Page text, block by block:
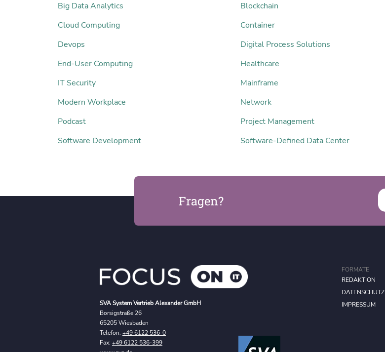
Big Data Analytics
Blockchain
Cloud Computing
Container
Devops
Digital Process Solutions
End-User Computing
Healthcare
IT Security
Mainframe
Modern Workplace
Network
Podcast
Project Management
Software Development
Software-Defined Data Center
Fragen?
SVA System Vertrieb Alexander GmbH
Borsigstraße 26
65205 Wiesbaden
Telefon: +49 6122 536-0
Fax: +49 6122 536-399
FORMATE
REDAKTION
DATENSCHUTZ
IMPRESSUM